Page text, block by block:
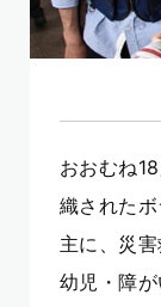
おおむね
織されたボ
主に、災
幼児・障